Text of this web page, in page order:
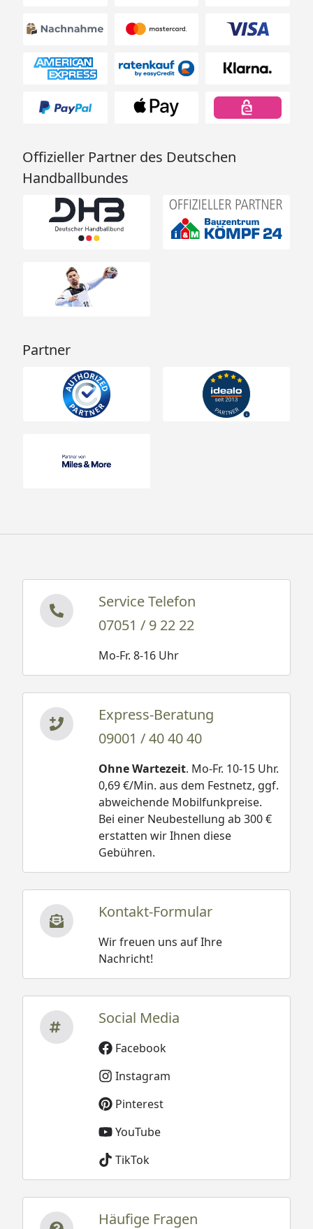
Offizieller Partner des Deutschen
Handballbundes
Partner
Service Telefon
07051 / 9 22 22
Mo-Fr. 8-16 Uhr
Express-Beratung
09001 / 40 40 40
Ohne Wartezeit. Mo-Fr. 10-15 Uhr.
0,69 €/Min. aus dem Festnetz, ggf.
abweichende Mobilfunkpreise.
Bei einer Neubestellung ab 300 €
erstatten wir Ihnen diese
Gebühren.
Kontakt-Formular
Wir freuen uns auf Ihre
Nachricht!
Social Media
Facebook
Instagram
Pinterest
YouTube
TikTok
Häufige Fragen